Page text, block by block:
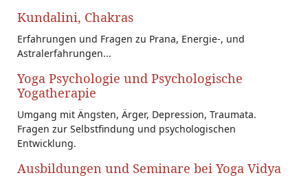
Kundalini, Chakras
Erfahrungen und Fragen zu Prana, Energie-, und
Astralerfahrungen...
Yoga Psychologie und Psychologische
Yogatherapie
Umgang mit Ängsten, Ärger, Depression, Traumata.
Fragen zur Selbstfindung und psychologischen
Entwicklung.
Ausbildungen und Seminare bei Yoga Vidya